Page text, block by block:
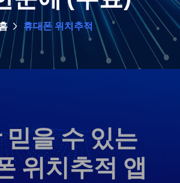
휴대폰 위치추적
믿을 수 있는
위치추적 앱